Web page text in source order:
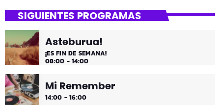
SIGUIENTES PROGRAMAS
Asteburua!
¡ES FIN DE SEMANA!
08:00 - 14:00
Mi Remember
14:00 - 16:00